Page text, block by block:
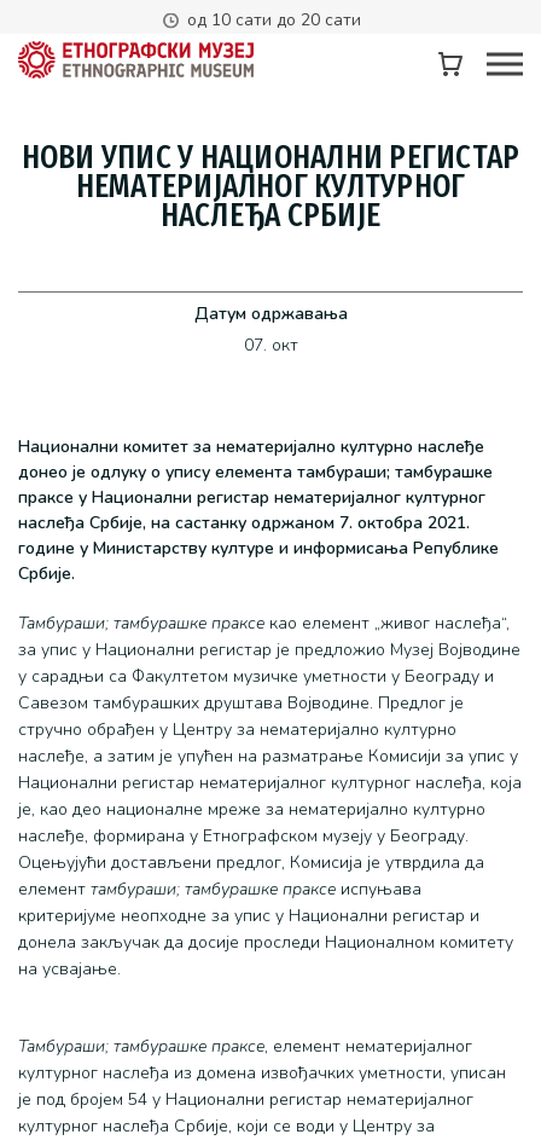
од 10 сати до 20 сати
НОВИ УПИС У НАЦИОНАЛНИ РЕГИСТАР
НЕМАТЕРИЈАЛНОГ КУЛТУРНОГ
НАСЛЕЂА СРБИЈЕ
Датум одржавања
07. окт
Национални комитет за нематеријално културно наслеђе
донео је одлуку o упису елемента тамбураши; тамбурашке
праксе у Национални регистар нематеријалног културног
наслеђа Србије, на састанку одржаном 7. октобра 2021.
године у Министарству културе и информисања Републике
Србије.
Тамбураши; тамбурашке праксе као елемент „живог наслеђа“,
за упис у Национални регистар је предложио Музеј Војводине
у сарадњи са Факултетом музичке уметности у Београду и
Савезом тамбурашких друштава Војводине. Предлог је
стручно обрађен у Центру за нематеријално културно
наслеђе, а затим је упућен на разматрање Комисији за упис у
Национални регистар нематеријалног културног наслеђа, која
је, као део националне мреже за нематеријално културно
наслеђе, формирана у Етнографском музеју у Београду.
Оцењујући достављени предлог, Комисија је утврдила да
елемент тамбураши; тамбурашке праксе испуњава
критеријуме неопходне за упис у Национални регистар и
донела закључак да досије проследи Националном комитету
на усвајање.
Тамбураши; тамбурашке праксе, елемент нематеријалног
културног наслеђа из домена извођачких уметности, уписан
је под бројем 54 у Национални регистар нематеријалног
културног наслеђа Србије, који се води у Центру за